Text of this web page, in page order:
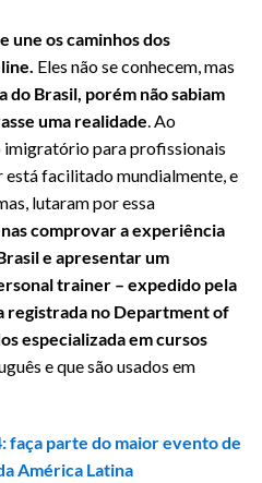
une os caminhos dos
Eles não se conhecem, mas
do Brasil, porém não sabiam
uma realidade . Ao
para profissionais
está facilitado mundialmente, e
lutaram por essa
comprovar a experiência
e apresentar um
trainer – expedido pela
registrada no Department of
especializada em cursos
e que são usados em
faça parte do maior evento de
América Latina